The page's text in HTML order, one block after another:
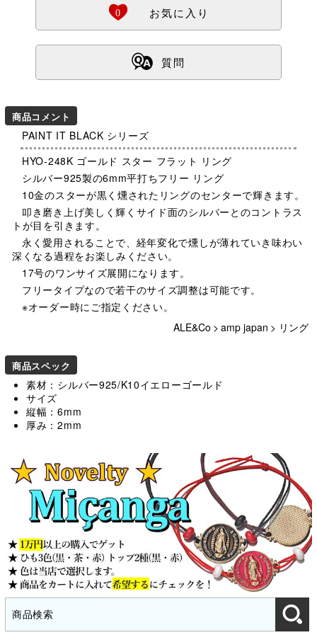
Ö
0 お気に入り
ß 質問
商品コメント
PAINT IT BLACK シリーズ
HYO-248K ゴールド スター フラット リング
シルバー925製の6mm平打ちフリー リング
10金のスターが黒く燻されたリングのセンターで輝きます。
叩き磨き上げ美しく輝くサイド面のシルバーとのコントラス
トが目を引きます。
永く愛用されることで、経年変化で燻しが薄れていき味わい
深くなる過程をお楽しみください。
17号のワンサイズ展開になります。
フリータイプなので若干のサイズ調整は可能です。
※オーダー時にご指定ください。
ALE&Co > amp japan > リング
商品スペック
素材：シルバー925/K10イエローゴールド
サイズ
縦幅：6mm
厚み：2mm